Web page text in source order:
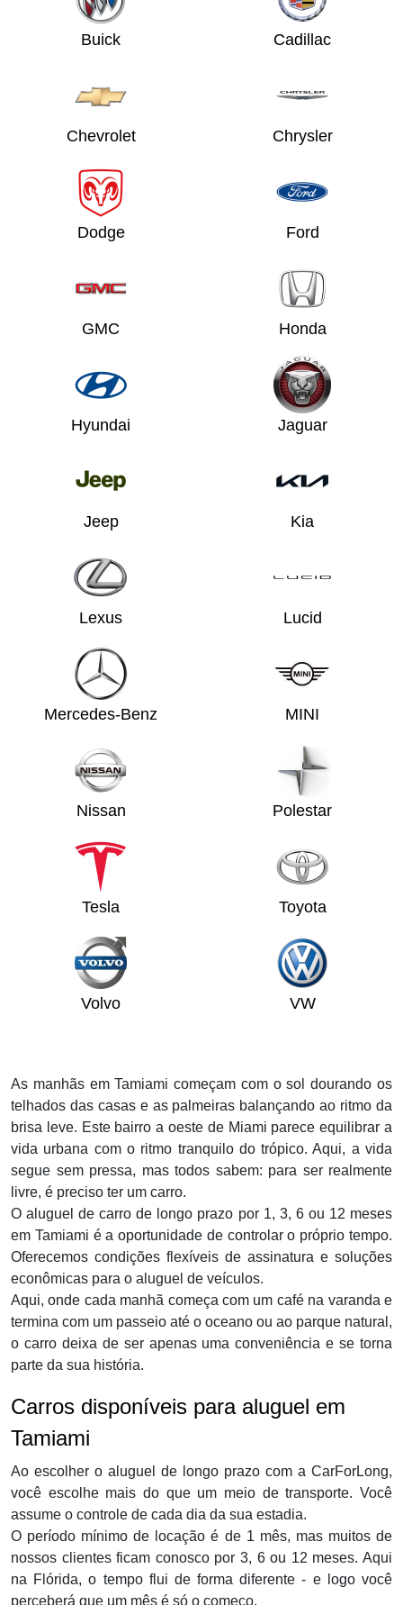
Buick Cadillac
Chevrolet Chrysler
Dodge Ford
GMC Honda
Hyundai Jaguar
Jeep Kia
Lexus Lucid
Mercedes-Benz MINI
Nissan Polestar
Tesla Toyota
Volvo VW
As manhãs em Tamiami começam com o sol dourando os
telhados das casas e as palmeiras balançando ao ritmo da
brisa leve. Este bairro a oeste de Miami parece equilibrar a
vida urbana com o ritmo tranquilo do trópico. Aqui, a vida
segue sem pressa, mas todos sabem: para ser realmente
livre, é preciso ter um carro.
O aluguel de carro de longo prazo por 1, 3, 6 ou 12 meses
em Tamiami é a oportunidade de controlar o próprio tempo.
Oferecemos condições flexíveis de assinatura e soluções
econômicas para o aluguel de veículos.
Aqui, onde cada manhã começa com um café na varanda e
termina com um passeio até o oceano ou ao parque natural,
o carro deixa de ser apenas uma conveniência e se torna
parte da sua história.
Carros disponíveis para aluguel em
Tamiami
Ao escolher o aluguel de longo prazo com a CarForLong,
você escolhe mais do que um meio de transporte. Você
assume o controle de cada dia da sua estadia.
O período mínimo de locação é de 1 mês, mas muitos de
nossos clientes ficam conosco por 3, 6 ou 12 meses. Aqui
na Flórida, o tempo flui de forma diferente - e logo você
perceberá que um mês é só o começo.